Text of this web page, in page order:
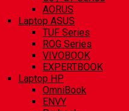
AORUS
Laptop ASUS
TUF Series
ROG Series
VIVOBOOK
EXPERTBOOK
Laptop HP
OmniBook
ENVY